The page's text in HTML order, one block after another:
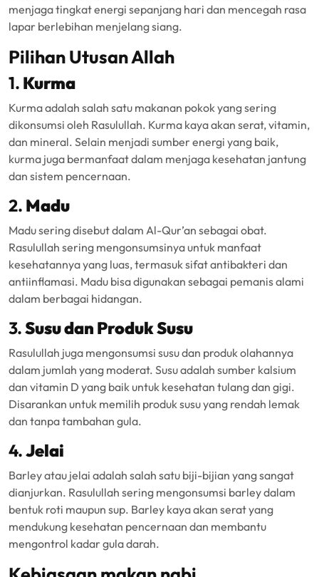
menjaga tingkat energi sepanjang hari dan mencegah rasa
lapar berlebihan menjelang siang.
Pilihan Utusan Allah
1. Kurma
Kurma adalah salah satu makanan pokok yang sering
dikonsumsi oleh Rasulullah. Kurma kaya akan serat, vitamin,
dan mineral. Selain menjadi sumber energi yang baik,
kurma juga bermanfaat dalam menjaga kesehatan jantung
dan sistem pencernaan.
2. Madu
Madu sering disebut dalam Al-Qur’an sebagai obat.
Rasulullah sering mengonsumsinya untuk manfaat
kesehatannya yang luas, termasuk sifat antibakteri dan
antiinflamasi. Madu bisa digunakan sebagai pemanis alami
dalam berbagai hidangan.
3.Susu dan Produk Susu
Rasulullah juga mengonsumsi susu dan produk olahannya
dalam jumlah yang moderat. Susu adalah sumber kalsium
dan vitamin D yang baik untuk kesehatan tulang dan gigi.
Disarankan untuk memilih produk susu yang rendah lemak
dan tanpa tambahan gula.
4.Jelai
Barley atau jelai adalah salah satu biji-bijian yang sangat
dianjurkan. Rasulullah sering mengonsumsi barley dalam
bentuk roti maupun sup. Barley kaya akan serat yang
mendukung kesehatan pencernaan dan membantu
mengontrol kadar gula darah.